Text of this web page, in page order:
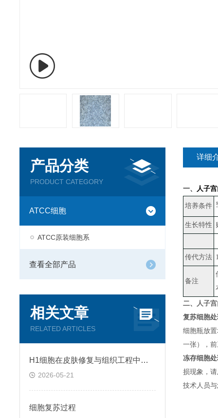
产品分类
PRODUCT CATEGORY
ATCC细胞
ATCC原装细胞系
查看全部产品
相关文章
RELATED ARTICLES
H1细胞在皮肤修复与组织工程中的应用前景
2026-05-21
细胞复苏过程
详细
一、 人子
培养条件
生长特性
传代方法
备注
二、
人子
复苏细胞
细胞瓶放
一张）
，
冻存细胞
损现象，
技术人员